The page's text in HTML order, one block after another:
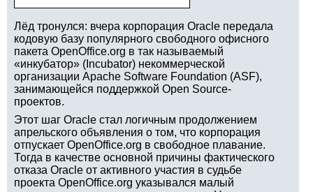
Лёд тронулся: вчера корпорация Oracle передала
кодовую базу популярного свободного офисного
пакета OpenOffice.org в так называемый
«инкубатор» (Incubator) некоммерческой
организации Apache Software Foundation (ASF),
занимающейся поддержкой Open Source-
проектов.
Этот шаг Oracle стал логичным продолжением
апрельского объявления о том, что корпорация
отпускает OpenOffice.org в свободное плавание.
Тогда в качестве основной причины фактического
отказа Oracle от активного участия в судьбе
проекта OpenOffice.org указывался малый